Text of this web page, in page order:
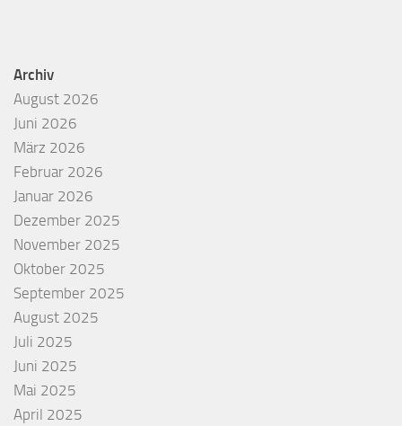
Archiv
August 2026
Juni 2026
März 2026
Februar 2026
Januar 2026
Dezember 2025
November 2025
Oktober 2025
September 2025
August 2025
Juli 2025
Juni 2025
Mai 2025
April 2025